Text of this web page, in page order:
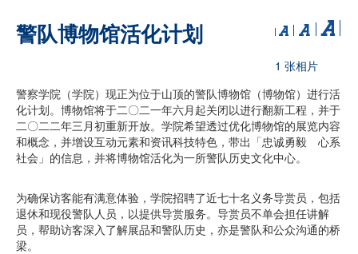
警队博物馆活化计划
1 张相片
警察学院（学院）现正为位于山顶的警队博物馆（博物馆）进行活
化计划。博物馆将于二〇二一年六月起关闭以进行翻新工程，并于
二〇二二年三月初重新开放。学院希望透过优化博物馆的展览内容
和概念，并增设互动元素和资讯科技特色，带出「忠诚勇毅 心系
社会」的信息，并将博物馆活化为一所警队历史文化中心。
为确保访客能有满意体验，学院招聘了近七十名义务导赏员，包括
退休和现役警队人员，以提供导赏服务。导赏员不单会担任讲解
员，帮助访客深入了解展品和警队历史，亦是警队和公众沟通的桥
梁。